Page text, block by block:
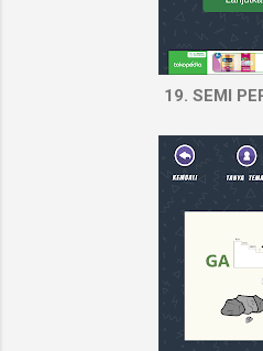
19. SEMI